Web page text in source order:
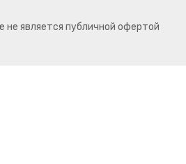
не является публичной офертой